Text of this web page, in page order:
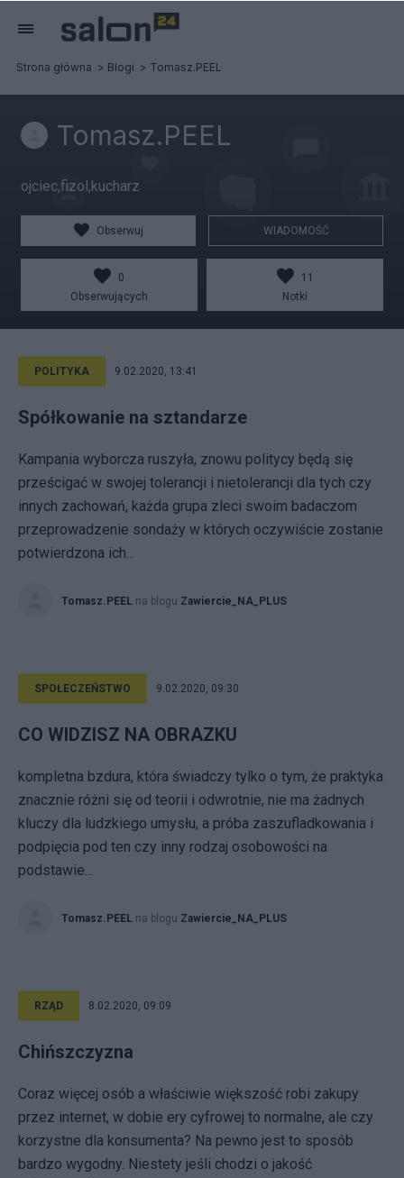
Strona główna Blogi Tomasz.PEEL
Tomasz.PEEL
ojciec,fizol,kucharz
Obserwuj WIADOMOŚĆ
0
Obserwujących
11
Notki
POLITYKA 9.02.2020, 13:41
Spółkowanie na sztandarze
Kampania wyborcza ruszyła, znowu politycy będą się
prześcigać w swojej tolerancji i nietolerancji dla tych czy
innych zachowań, każda grupa zleci swoim badaczom
przeprowadzenie sondaży w których oczywiście zostanie
potwierdzona ich...
Tomasz.PEEL na blogu Zawiercie_NA_PLUS
SPOŁECZEŃSTWO 9.02.2020, 09:30
CO WIDZISZ NA OBRAZKU
kompletna bzdura, która świadczy tylko o tym, że praktyka
znacznie różni się od teorii i odwrotnie, nie ma żadnych
kluczy dla ludzkiego umysłu, a próba zaszufladkowania i
podpięcia pod ten czy inny rodzaj osobowości na
podstawie...
Tomasz.PEEL na blogu Zawiercie_NA_PLUS
RZĄD 8.02.2020, 09:09
Chińszczyzna
Coraz więcej osób a właściwie większość robi zakupy
przez internet, w dobie ery cyfrowej to normalne, ale czy
korzystne dla konsumenta? Na pewno jest to sposób
bardzo wygodny. Niestety jeśli chodzi o jakość